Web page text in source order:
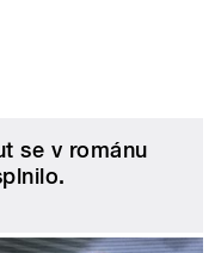
se v románu